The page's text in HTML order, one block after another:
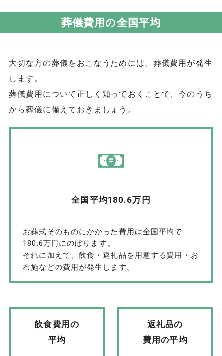
葬儀費用の全国平均
大切な方の葬儀をおこなうためには、葬儀費用が発生
します。
葬儀費用について正しく知っておくことで、今のうち
から葬儀に備えておきましょう。
全国平均180.6万円
お葬式そのものにかかった費用は全国平均で
180.6万円にのぼります。
それに加えて、飲食・返礼品を用意する費用・お
布施などの費用が発生します。
飲食費用の
平均
返礼品の
費用の平均